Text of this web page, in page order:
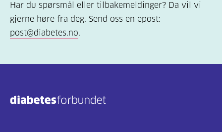
Har du spørsmål eller tilbakemeldinger? Da vil vi
gjerne høre fra deg. Send oss en epost:
post@diabetes.no.